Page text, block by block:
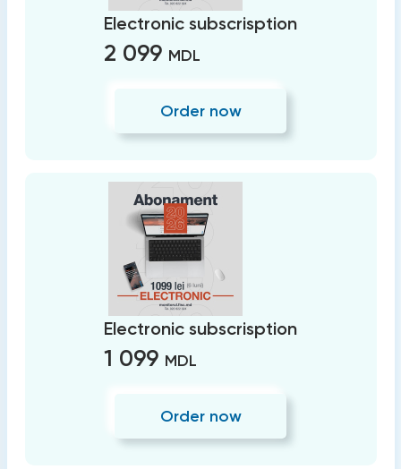
Electronic subscrisption
2 099 MDL
Order now
Electronic subscrisption
1 099 MDL
Order now